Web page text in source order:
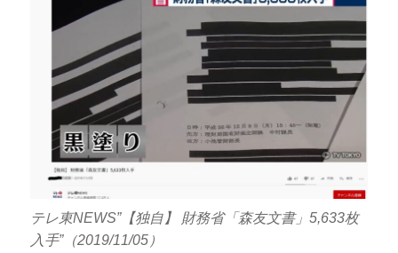
テレ東NEWS”【独自】 財務省「森友文書」5,633枚
入手”（2019/11/05）